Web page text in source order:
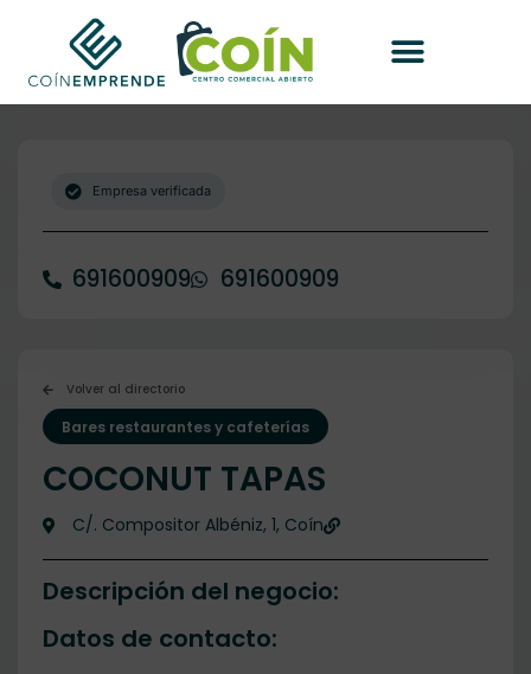
Volver al directorio
Bares restaurantes y cafeterías
COCONUT TAPAS
C/. Compositor Albéniz, 1, Coín
Descripción del negocio:
Datos de contacto:
Empresa verificada
691600909 691600909